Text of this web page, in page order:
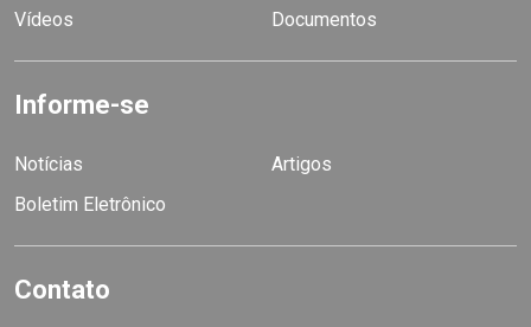
Vídeos
Documentos
Informe-se
Notícias
Artigos
Boletim Eletrônico
Contato